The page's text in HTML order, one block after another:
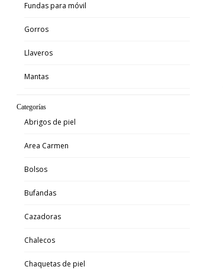
Fundas para móvil
Gorros
Llaveros
Mantas
Categorías
Abrigos de piel
Area Carmen
Bolsos
Bufandas
Cazadoras
Chalecos
Chaquetas de piel